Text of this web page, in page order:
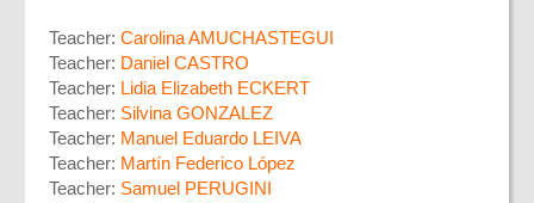
Teacher: Carolina AMUCHASTEGUI
Teacher: Daniel CASTRO
Teacher: Lidia Elizabeth ECKERT
Teacher: Silvina GONZALEZ
Teacher: Manuel Eduardo LEIVA
Teacher: Martín Federico López
Teacher: Samuel PERUGINI